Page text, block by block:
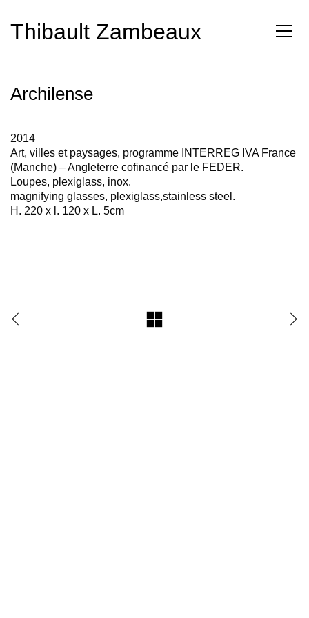
Thibault Zambeaux
Archilense
2014
Art, villes et paysages, programme INTERREG IVA France
(Manche) – Angleterre cofinancé par le FEDER.
Loupes, plexiglass, inox.
magnifying glasses, plexiglass,stainless steel.
H. 220 x l. 120 x L. 5cm